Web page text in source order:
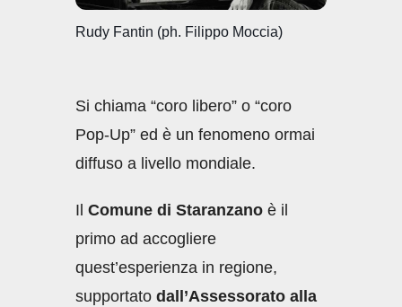
Rudy Fantin (ph. Filippo Moccia)
Si chiama “coro libero” o “coro
Pop-Up” ed è un fenomeno ormai
diffuso a livello mondiale.
Il Comune di Staranzano è il
primo ad accogliere
quest’esperienza in regione,
supportato dall’Assessorato alla